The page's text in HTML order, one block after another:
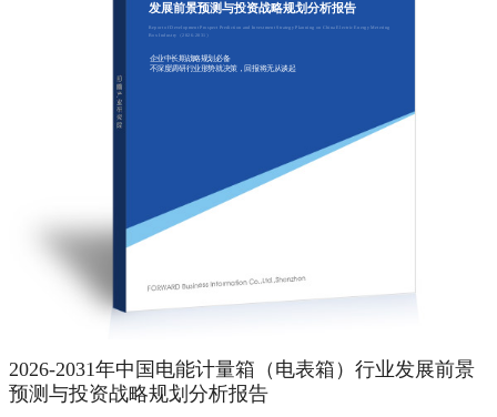
发展前景预测与投资战略规划分析报告
Report of Development Prospect Prediction and Investment Strategy Planning on China Electric Energy Metering
Box Industry（2026-2031）
企业中长期战略规划必备
不深度调研行业形势就决策，回报将无从谈起
2026-2031年中国电能计量箱（电表箱）行业发展前景
预测与投资战略规划分析报告